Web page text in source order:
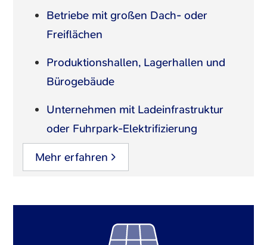
Betriebe mit großen Dach- oder
Freiflächen
Produktionshallen, Lagerhallen und
Bürogebäude
Unternehmen mit Ladeinfrastruktur
oder Fuhrpark-Elektrifizierung
Mehr erfahren